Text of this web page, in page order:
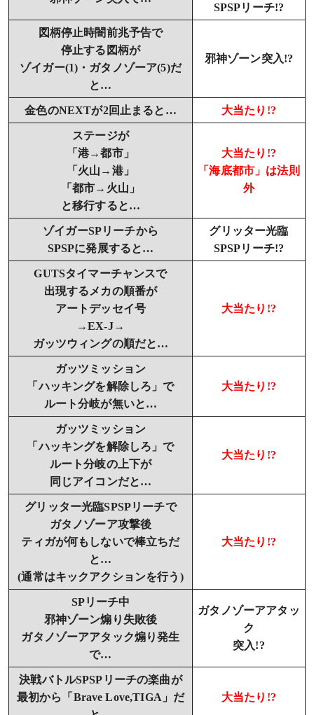
SPSPリーチ!?
図柄停止時闇前兆予告で
停止する図柄が
ゾイガー(1)・ガタノゾーア(5)だ
と…
邪神ゾーン突入!?
金色のNEXTが2回止まると… 大当たり!?
ステージが
「港→都市」
「火山→港」
「都市→火山」
と移行すると…
大当たり!?
「海底都市」は法則
外
ゾイガーSPリーチから
SPSPに発展すると…
グリッター光臨
SPSPリーチ!?
GUTSタイマーチャンスで
出現するメカの順番が
アートデッセイ号
→EX-J→
ガッツウィングの順だと…
大当たり!?
ガッツミッション
「ハッキングを解除しろ」で
ルート分岐が無いと…
大当たり!?
ガッツミッション
「ハッキングを解除しろ」で
ルート分岐の上下が
同じアイコンだと…
大当たり!?
グリッター光臨SPSPリーチで
ガタノゾーア攻撃後
ティガが何もしないで棒立ちだ
と…
(通常はキックアクションを行う)
大当たり!?
SPリーチ中
邪神ゾーン煽り失敗後
ガタノゾーアアタック煽り発生
で…
ガタノゾーアアタッ
ク
突入!?
決戦バトルSPSPリーチの楽曲が
最初から「Brave Love,TIGA」だ
大当たり!?